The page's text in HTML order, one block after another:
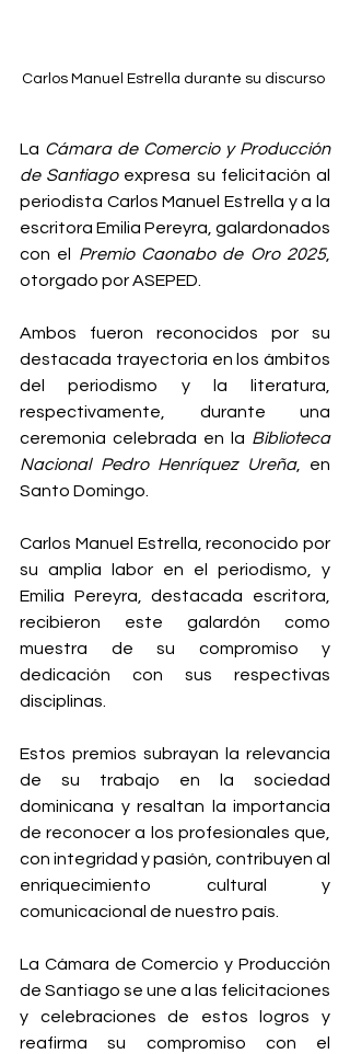
Carlos Manuel Estrella durante su discurso
La Cámara de Comercio y Producción
de Santiago expresa su felicitación al
periodista Carlos Manuel Estrella y a la
escritora Emilia Pereyra, galardonados
con el Premio Caonabo de Oro 2025,
otorgado por ASEPED.
Ambos fueron reconocidos por su
destacada trayectoria en los ámbitos
del periodismo y la literatura,
respectivamente, durante una
ceremonia celebrada en la Biblioteca
Nacional Pedro Henríquez Ureña, en
Santo Domingo.
Carlos Manuel Estrella, reconocido por
su amplia labor en el periodismo, y
Emilia Pereyra, destacada escritora,
recibieron este galardón como
muestra de su compromiso y
dedicación con sus respectivas
disciplinas.
Estos premios subrayan la relevancia
de su trabajo en la sociedad
dominicana y resaltan la importancia
de reconocer a los profesionales que,
con integridad y pasión, contribuyen al
enriquecimiento cultural y
comunicacional de nuestro país.
La Cámara de Comercio y Producción
de Santiago se une a las felicitaciones
y celebraciones de estos logros y
reafirma su compromiso con el